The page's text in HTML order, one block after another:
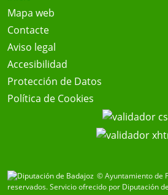
Mapa web
Contacte
Aviso legal
Accesibilidad
Protección de Datos
Política de Cookies
© Ayuntamiento de
reservados.Servicio ofrecido por Diputación